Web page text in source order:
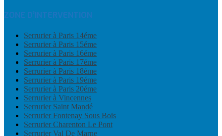
ZONE D’INTERVENTION
Serrurier à Paris 14éme
Serrurier à Paris 15éme
Serrurier à Paris 16éme
Serrurier à Paris 17éme
Serrurier à Paris 18éme
Serrurier à Paris 19éme
Serrurier à Paris 20éme
Serrurier à Vincennes
Serrurier Saint Mandé
Serrurier Fontenay Sous Bois
Serrurier Charenton Le Pont
Serrurier Val De Marne